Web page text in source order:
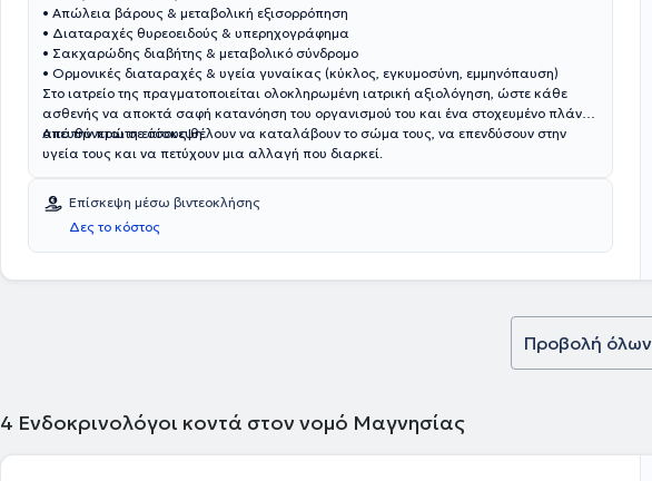
• Απώλεια βάρους & μεταβολική εξισορρόπηση
• Διαταραχές θυρεοειδούς & υπερηχογράφημα
• Σακχαρώδης διαβήτης & μεταβολικό σύνδρομο
• Ορμονικές διαταραχές & υγεία γυναίκας (κύκλος, εγκυμοσύνη, εμμηνόπαυση)
Στο ιατρείο της πραγματοποιείται ολοκληρωμένη ιατρική αξιολόγηση, ώστε κάθε
ασθενής να αποκτά σαφή κατανόηση του οργανισμού του και ένα στοχευμένο πλάνο
από την πρώτη επίσκεψη.
Απευθύνεται σε όσους θέλουν να καταλάβουν το σώμα τους, να επενδύσουν στην
υγεία τους και να πετύχουν μια αλλαγή που διαρκεί.
Επίσκεψη μέσω βιντεοκλήσης
Δες το κόστος
Προβολή όλων
4 Ενδοκρινολόγοι κοντά στον νομό Μαγνησίας